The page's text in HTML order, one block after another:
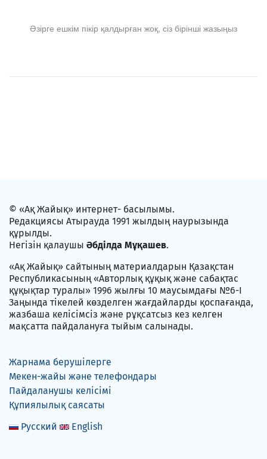
Әзірге ешкім пікір қалдырған жоқ, сіз бірінші жазыңыз
© «Ақ Жайық» интернет- басылымы.
Редакциясы Атырауда 1991 жылдың наурызында
құрылды.
Негізін қалаушы Әбділда Мұқашев.
«Ақ Жайық» сайтының материалдарын Қазақстан
Республикасының «Авторлық құқық және сабақтас
құқықтар туралы» 1996 жылғы 10 маусымдағы №6-I
Заңында тікелей көзделген жағдайларды қоспағанда,
жазбаша келісімсіз және рұқсатсыз кез келген
мақсатта пайдалануға тыйым салынады.
Жарнама берушілерге
Мекен-жайы және телефондары
Пайдаланушы келісімі
Құпиялылық саясаты
Русский
English